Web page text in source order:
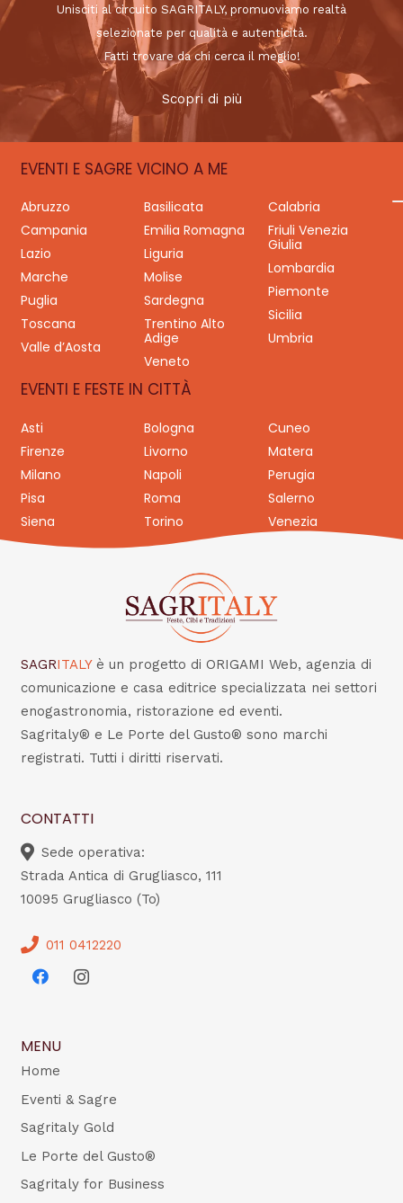
Unisciti al circuito SAGRITALY, promuoviamo realtà
selezionate per qualità e autenticità.
Fatti trovare da chi cerca il meglio!
Scopri di più
EVENTI E SAGRE VICINO A ME
Abruzzo Basilicata
Calabria
Campania
Emilia Romagna
Friuli Venezia
Giulia
Lazio
Liguria
Lombardia
Marche
Molise
Piemonte
Puglia
Sardegna
Sicilia
Toscana
Trentino Alto
Adige
Umbria
Valle d’Aosta
Veneto
EVENTI E FESTE IN CITTÀ
Asti Bologna
Cuneo
Firenze
Livorno
Matera
Milano
Napoli
Perugia
Pisa
Roma
Salerno
Siena
Torino Venezia
SAGRITALY è un progetto di ORIGAMI Web, agenzia di
comunicazione e casa editrice specializzata nei settori
enogastronomia, ristorazione ed eventi.
Sagritaly® e Le Porte del Gusto® sono marchi
registrati. Tutti i diritti riservati.
CONTATTI
Sede operativa:
Strada Antica di Grugliasco, 111
10095 Grugliasco (To)
011 0412220
MENU
Home
Eventi & Sagre
Sagritaly Gold
Le Porte del Gusto®
Sagritaly for Business